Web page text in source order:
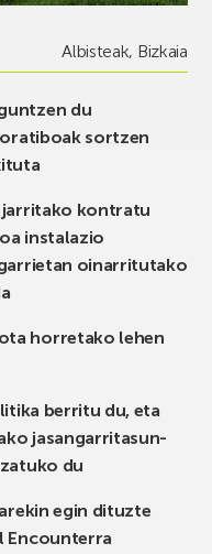
Albisteak, Bizkaia
du
sortzen
jarritako kontratu
instalazio
oinarritutako
horretako lehen
berritu du, eta
jasangarritasun-
du
egin dituzte
Encounterra